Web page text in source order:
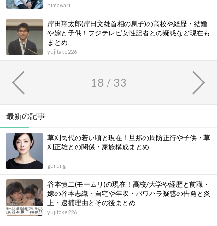
himawari
岸田翔太郎(岸田文雄首相の息子)の高校や経歴・結婚
や嫁と子供！フジテレビ女性記者との疑惑など現在も
まとめ
yujitake226
18 / 33
最新の記事
草刈民代の若い頃と現在！旦那の周防正行や子供・草
刈正雄との関係・家族構成まとめ
gurung
谷本慎二(モームリ)の現在！高校/大学や経歴と前職・
嫁の谷本志織・自宅や年収・パワハラ疑惑の告発と炎
上・逮捕理由とその後まとめ
yujitake226